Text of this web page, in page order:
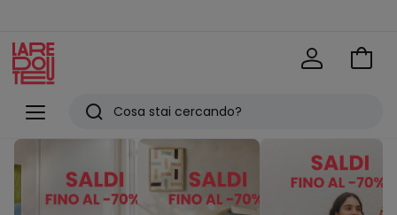
Menu
Redoute
Ricerca
Ultimi
articoli
visti
Vai